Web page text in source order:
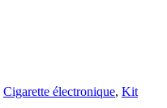
Cigarette électronique, Kit